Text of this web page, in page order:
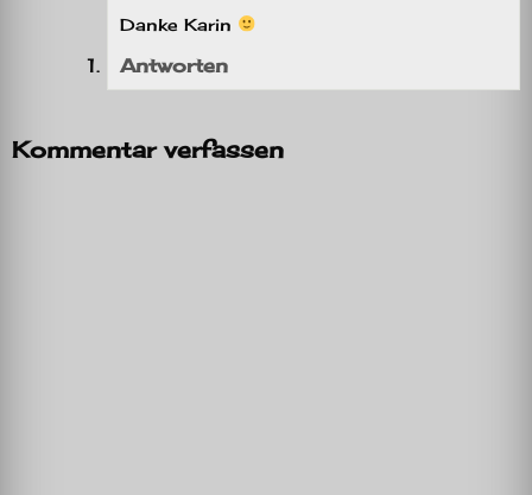
Danke Karin
Antworten
Kommentar verfassen